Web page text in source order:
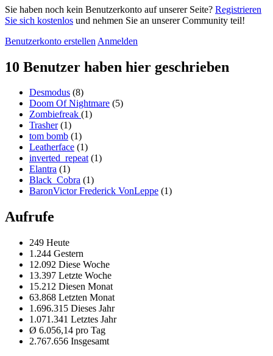
Sie haben noch kein Benutzerkonto auf unserer Seite? Registrieren
Sie sich kostenlos und nehmen Sie an unserer Community teil!
Benutzerkonto erstellen Anmelden
10 Benutzer haben hier geschrieben
Desmodus (8)
Doom Of Nightmare (5)
Zombiefreak (1)
Trasher(1)
tom bomb (1)
Leatherface (1)
inverted_repeat(1)
Elantra (1)
Black_Cobra (1)
BaronVictor Frederick VonLeppe (1)
Aufrufe
249 Heute
1.244 Gestern
12.092 Diese Woche
13.397 Letzte Woche
15.212 Diesen Monat
63.868 Letzten Monat
1.696.315 Dieses Jahr
1.071.341 Letztes Jahr
Ø 6.056,14 pro Tag
2.767.656 Insgesamt